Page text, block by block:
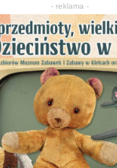
- reklama -